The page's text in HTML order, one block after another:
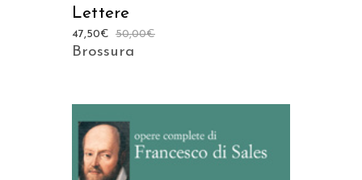
Lettere
50,00€
47,50€
Brossura